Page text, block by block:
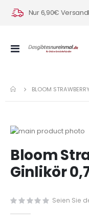
Nur 6,90€
Navigation
BLOOM
Zum
der
Bildergalerie
springen
Anfang
der
Bildergalerie
Bloom
Ginlikör
Seien Sie